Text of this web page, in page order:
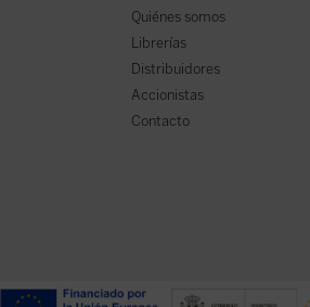
Quiénes somos
Librerías
Distribuidores
Accionistas
Contacto